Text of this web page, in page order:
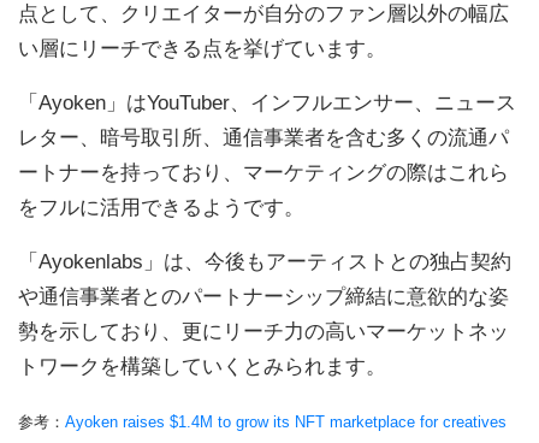
点として、クリエイターが自分のファン層以外の幅広
い層にリーチできる点を挙げています。
「Ayoken」はYouTuber、インフルエンサー、ニュース
レター、暗号取引所、通信事業者を含む多くの流通パ
ートナーを持っており、マーケティングの際はこれら
をフルに活用できるようです。
「Ayokenlabs」は、今後もアーティストとの独占契約
や通信事業者とのパートナーシップ締結に意欲的な姿
勢を示しており、更にリーチ力の高いマーケットネッ
トワークを構築していくとみられます。
参考： Ayoken raises $1.4M to grow its NFT marketplace for creatives